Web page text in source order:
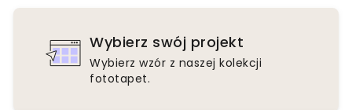
Wybierz swój projekt
Wybierz wzór z naszej kolekcji
fototapet.